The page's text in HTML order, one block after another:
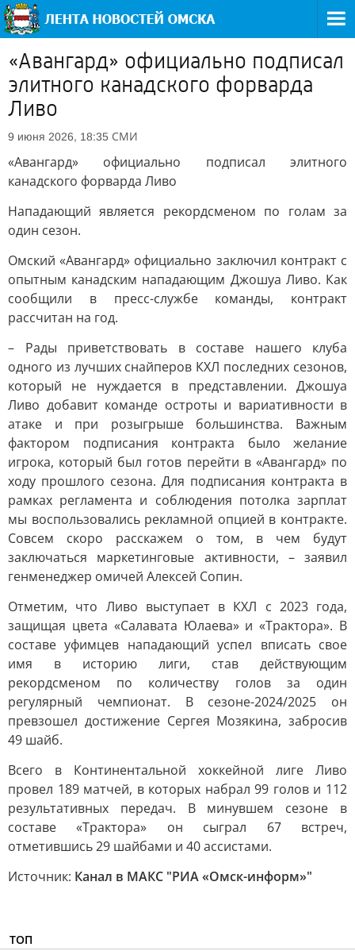
«Авангард» официально подписал
элитного канадского форварда
Ливо
9 июня 2026, 18:35 СМИ
«Авангард» официально подписал элитного
канадского форварда Ливо
Нападающий является рекордсменом по голам за
один сезон.
Омский «Авангард» официально заключил контракт с
опытным канадским нападающим Джошуа Ливо. Как
сообщили в пресс-службе команды, контракт
рассчитан на год.
– Рады приветствовать в составе нашего клуба
одного из лучших снайперов КХЛ последних сезонов,
который не нуждается в представлении. Джошуа
Ливо добавит команде остроты и вариативности в
атаке и при розыгрыше большинства. Важным
фактором подписания контракта было желание
игрока, который был готов перейти в «Авангард» по
ходу прошлого сезона. Для подписания контракта в
рамках регламента и соблюдения потолка зарплат
мы воспользовались рекламной опцией в контракте.
Совсем скоро расскажем о том, в чем будут
заключаться маркетинговые активности, – заявил
генменеджер омичей Алексей Сопин.
Отметим, что Ливо выступает в КХЛ с 2023 года,
защищая цвета «Салавата Юлаева» и «Трактора». В
составе уфимцев нападающий успел вписать свое
имя в историю лиги, став действующим
рекордсменом по количеству голов за один
регулярный чемпионат. В сезоне-2024/2025 он
превзошел достижение Сергея Мозякина, забросив
49 шайб.
Всего в Континентальной хоккейной лиге Ливо
провел 189 матчей, в которых набрал 99 голов и 112
результативных передач. В минувшем сезоне в
составе «Трактора» он сыграл 67 встреч,
отметившись 29 шайбами и 40 ассистами.
Источник: Канал в МАКС "РИА «Омск-информ»"
ТОП